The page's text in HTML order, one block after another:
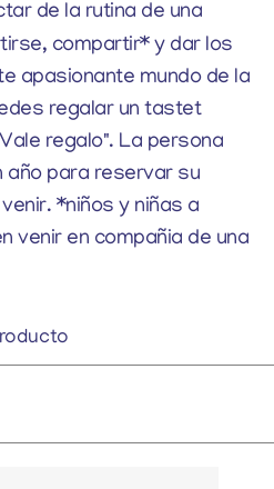
de la rutina de una
compartir* y dar los
apasionante mundo de la
regalar un tastet
regalo". La persona
año para reservar su
*niños y niñas a
venir en compañia de una